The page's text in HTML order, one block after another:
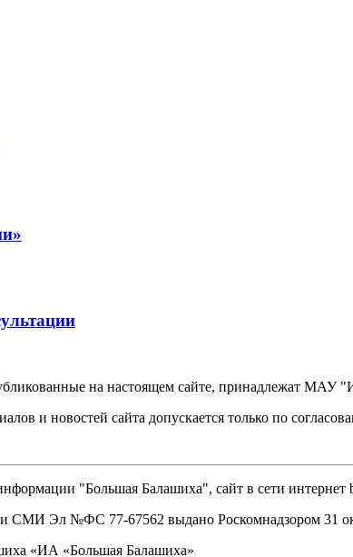
на настоящем сайте, принадлежат МАУ
и новостей сайта допускается только по
"Большая Балашиха", сайт в сети интернет
СМИ Эл №ФС ‎77-67562 выдано Роскомнадзором 31
«ИА «Большая Балашиха»